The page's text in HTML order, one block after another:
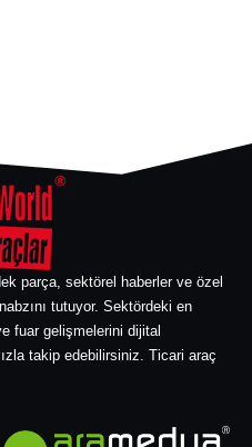
parça, sektörel haberler ve özel
tutuyor. Sektördeki en
fuar gelişmelerini dijital
takip edebilirsiniz. Ticari araç